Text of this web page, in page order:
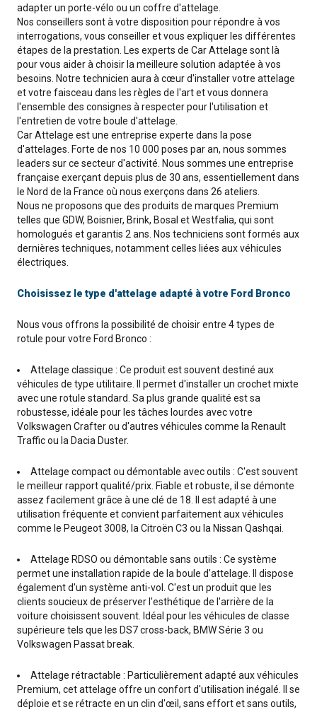
adapter un porte-vélo ou un coffre d'attelage.
Nos conseillers sont à votre disposition pour répondre à vos
interrogations, vous conseiller et vous expliquer les différentes
étapes de la prestation. Les experts de Car Attelage sont là
pour vous aider à choisir la meilleure solution adaptée à vos
besoins. Notre technicien aura à cœur d'installer votre attelage
et votre faisceau dans les règles de l'art et vous donnera
l'ensemble des consignes à respecter pour l'utilisation et
l'entretien de votre boule d'attelage.
Car Attelage est une entreprise experte dans la pose
d'attelages. Forte de nos 10 000 poses par an, nous sommes
leaders sur ce secteur d'activité. Nous sommes une entreprise
française exerçant depuis plus de 30 ans, essentiellement dans
le Nord de la France où nous exerçons dans 26 ateliers.
Nous ne proposons que des produits de marques Premium
telles que GDW, Boisnier, Brink, Bosal et Westfalia, qui sont
homologués et garantis 2 ans. Nos techniciens sont formés aux
dernières techniques, notamment celles liées aux véhicules
électriques.
Choisissez le type d'attelage adapté à votre Ford Bronco
Nous vous offrons la possibilité de choisir entre 4 types de
rotule pour votre Ford Bronco :
Attelage classique : Ce produit est souvent destiné aux
véhicules de type utilitaire. Il permet d'installer un crochet mixte
avec une rotule standard. Sa plus grande qualité est sa
robustesse, idéale pour les tâches lourdes avec votre
Volkswagen Crafter ou d'autres véhicules comme la Renault
Traffic ou la Dacia Duster.
Attelage compact ou démontable avec outils : C'est souvent
le meilleur rapport qualité/prix. Fiable et robuste, il se démonte
assez facilement grâce à une clé de 18. Il est adapté à une
utilisation fréquente et convient parfaitement aux véhicules
comme le Peugeot 3008, la Citroën C3 ou la Nissan Qashqai.
Attelage RDSO ou démontable sans outils : Ce système
permet une installation rapide de la boule d'attelage. Il dispose
également d'un système anti-vol. C'est un produit que les
clients soucieux de préserver l'esthétique de l'arrière de la
voiture choisissent souvent. Idéal pour les véhicules de classe
supérieure tels que les DS7 cross-back, BMW Série 3 ou
Volkswagen Passat break.
Attelage rétractable : Particulièrement adapté aux véhicules
Premium, cet attelage offre un confort d'utilisation inégalé. Il se
déploie et se rétracte en un clin d'œil, sans effort et sans outils,